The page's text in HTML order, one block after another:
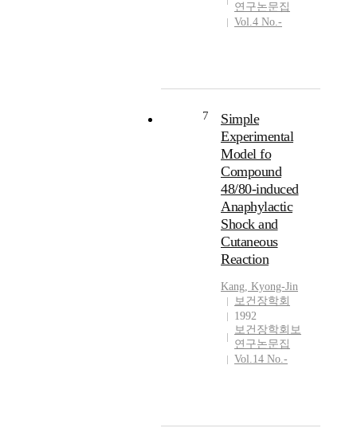
연구논문집
Vol.4 No.-
7
Simple
Experimental
Model fo
Compound
48/80-induced
Anaphylactic
Shock and
Cutaneous
Reaction
Kang, Kyong-Jin
보건장학회
1992
보건장학회보
연구논문집
Vol.14 No.-